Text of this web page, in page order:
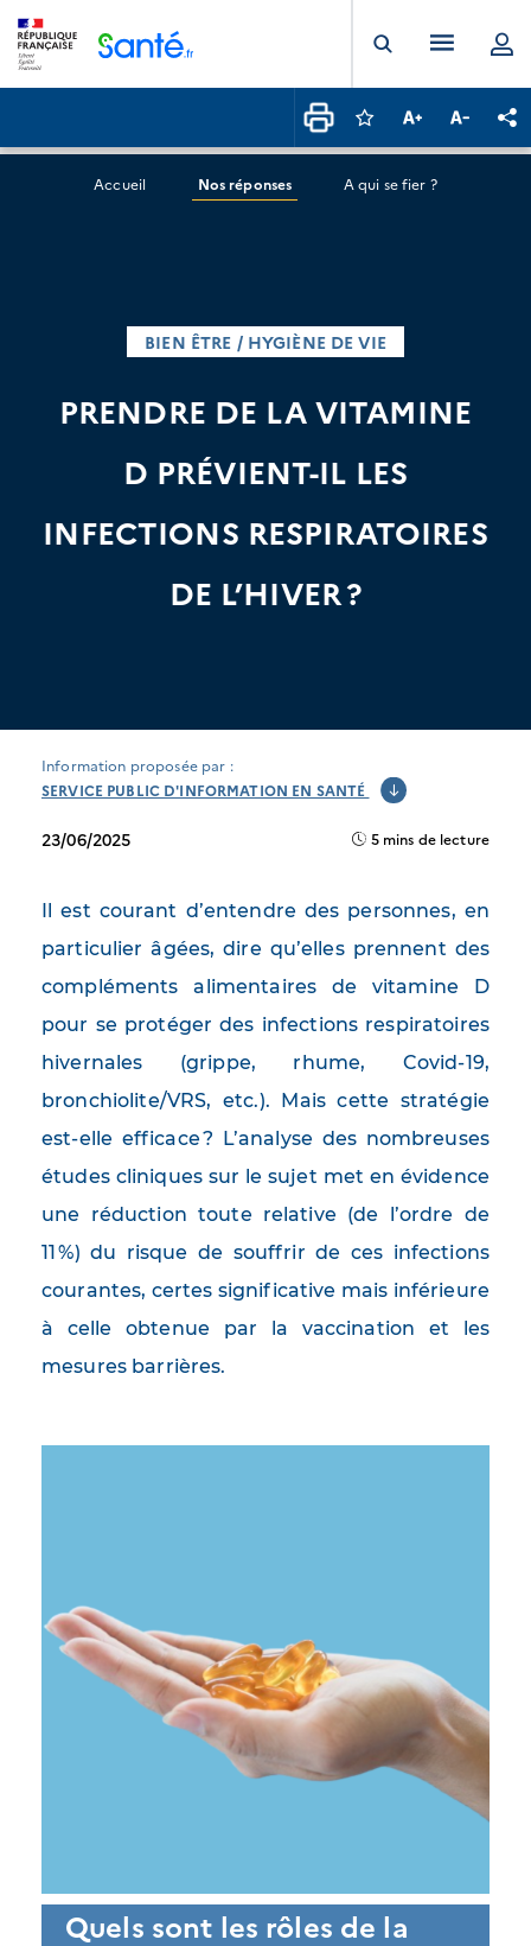
Ouvrir laMenu
Connectez-vous
Augmenter la
Accueil Nos réponses A qui se fier ?
PRENDRE DE LA VITAMINE
D PRÉVIENT-IL LES
INFECTIONS RESPIRATOIRES
DE L’HIVER ?
BIEN ÊTRE / HYGIÈNE DE VIE
Information proposée par :
SERVICE PUBLIC D'INFORMATION EN SANTÉ
23/06/2025 5 mins de lecture
Il est courant d’entendre des personnes, en
particulier âgées, dire qu’elles prennent des
compléments alimentaires de vitamine D
pour se protéger des infections respiratoires
hivernales (grippe, rhume, Covid-19,
bronchiolite/VRS, etc.). Mais cette stratégie
est-elle efficace ? L’analyse des nombreuses
études cliniques sur le sujet met en évidence
une réduction toute relative (de l’ordre de
11 %) du risque de souffrir de ces infections
courantes, certes significative mais inférieure
à celle obtenue par la vaccination et les
mesures barrières.
Quels sont les rôles de la